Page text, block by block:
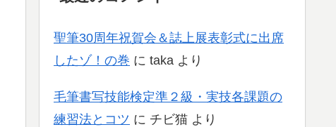
聖筆30周年祝賀会＆誌上展表彰式に出席
したゾ！の巻 に taka より
毛筆書写技能検定準２級・実技各課題の
練習法とコツ に チビ猫 より